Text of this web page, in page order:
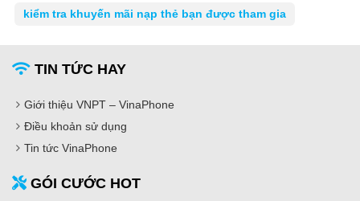
kiểm tra khuyến mãi nạp thẻ bạn được tham gia
TIN TỨC HAY
Giới thiệu VNPT – VinaPhone
Điều khoản sử dụng
Tin tức VinaPhone
GÓI CƯỚC HOT